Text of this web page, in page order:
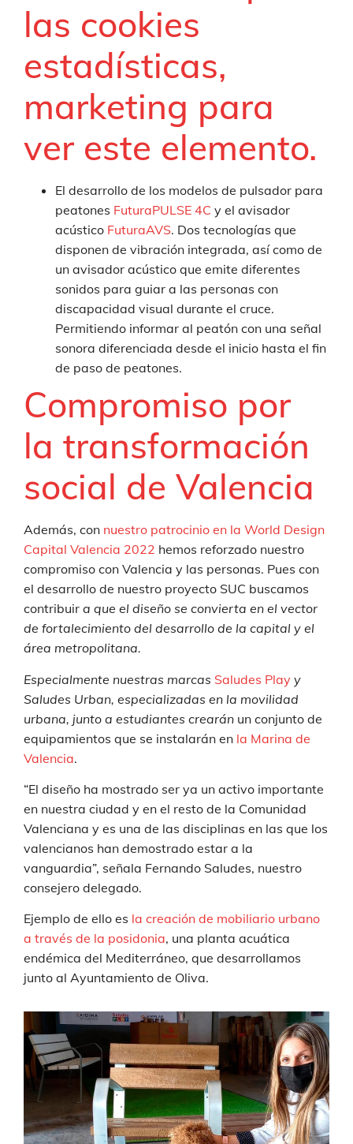
las cookies
estadísticas,
marketing para
ver este elemento.
El desarrollo de los modelos de pulsador para
peatones FuturaPULSE 4C y el avisador
acústico FuturaAVS. Dos tecnologías que
disponen de vibración integrada, así como de
un avisador acústico que emite diferentes
sonidos para guiar a las personas con
discapacidad visual durante el cruce.
Permitiendo informar al peatón con una señal
sonora diferenciada desde el inicio hasta el fin
de paso de peatones.
Compromiso por
la transformación
social de Valencia
Además, con nuestro patrocinio en la World Design
Capital Valencia 2022 hemos reforzado nuestro
compromiso con Valencia y las personas. Pues con
el desarrollo de nuestro proyecto SUC buscamos
contribuir a que el diseño se convierta en el vector
de fortalecimiento del desarrollo de la capital y el
área metropolitana.
Especialmente nuestras marcas Saludes Play y
Saludes Urban, especializadas en la movilidad
urbana, junto a estudiantes crearán un conjunto de
equipamientos que se instalarán en la Marina de
Valencia.
“El diseño ha mostrado ser ya un activo importante
en nuestra ciudad y en el resto de la Comunidad
Valenciana y es una de las disciplinas en las que los
valencianos han demostrado estar a la
vanguardia”, señala Fernando Saludes, nuestro
consejero delegado.
Ejemplo de ello es la creación de mobiliario urbano
a través de la posidonia, una planta acuática
endémica del Mediterráneo, que desarrollamos
junto al Ayuntamiento de Oliva.